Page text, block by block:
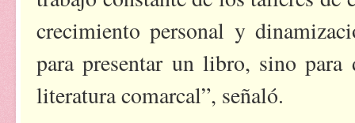
crecimiento personal y
para presentar un libro, sino
literatura comarcal”, señaló.